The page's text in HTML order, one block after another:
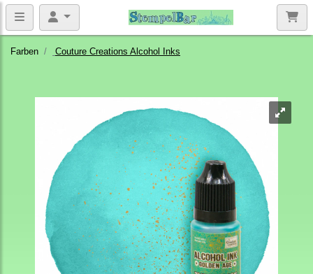
Farben Couture Creations Alcohol Inks